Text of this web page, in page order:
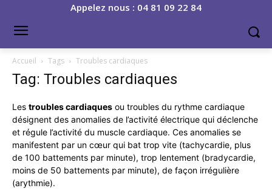
Appelez nous : 04 81 09 22 84
Accueil Tags Troubles cardiaques
Tag: Troubles cardiaques
Les troubles cardiaques ou troubles du rythme cardiaque
désignent des anomalies de l’activité électrique qui déclenche
et régule l’activité du muscle cardiaque. Ces anomalies se
manifestent par un cœur qui bat trop vite (tachycardie, plus
de 100 battements par minute), trop lentement (bradycardie,
moins de 50 battements par minute), de façon irrégulière
(arythmie).